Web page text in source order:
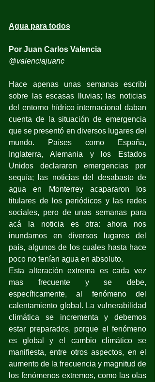
Agua para todos
Por Juan Carlos Valencia
@valenciajuanc
Hace apenas unas semanas escribí
sobre las escasas lluvias; las noticias
del entorno hídrico internacional daban
cuenta de la situación de emergencia
que se presentó en diversos lugares del
mundo. Países como España,
Inglaterra, Alemania y los Estados
Unidos declararon emergencias por
sequía; las noticias del desabasto de
agua en Monterrey acapararon los
titulares de los periódicos y las redes
sociales, pero de unas semanas para
acá la noticia es otra: ahora nos
inundamos en diversos lugares del
país, algunos de los cuales hasta hace
poco no tenían agua en absoluto.
Esta alteración extrema es cada vez
mas frecuente y se debe,
específicamente, al fenómeno del
calentamiento global. La vulnerabilidad
climática se incrementa y debemos
estar preparados, porque el fenómeno
es global y el cambio climático se
manifiesta, entre otros aspectos, en el
aumento de la frecuencia y magnitud de
los fenómenos extremos, como las olas